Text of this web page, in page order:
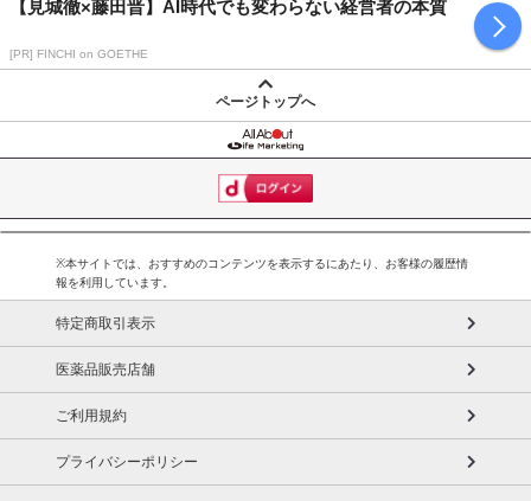
【見城徹×藤田晋】AI時代でも変わらない経営者の本質
[PR] FINCHI on GOETHE
ページトップへ
※本サイトでは、おすすめのコンテンツを表示するにあたり、お客様の履歴情
報を利用しています。
特定商取引表示
医薬品販売店舗
ご利用規約
プライバシーポリシー